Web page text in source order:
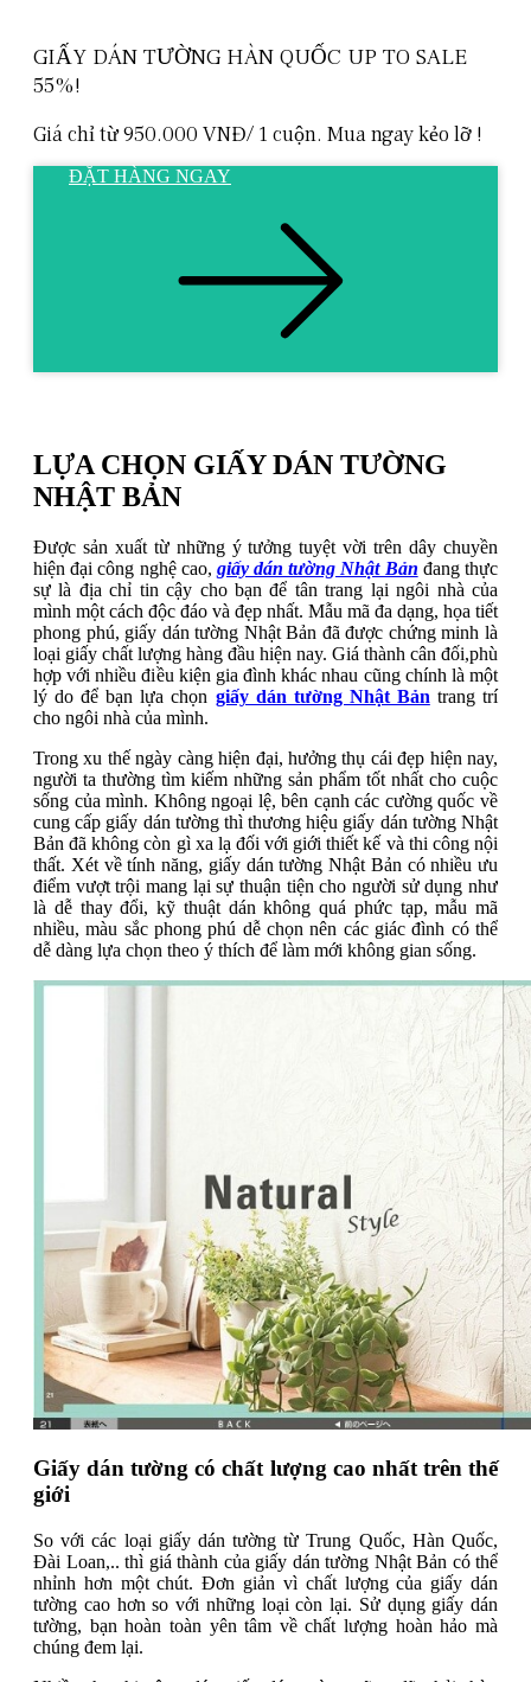
GIẤY DÁN TƯỜNG HÀN QUỐC UP TO SALE
55%!
Giá chỉ từ 950.000 VNĐ/ 1 cuộn. Mua ngay kẻo lỡ !
ĐẶT HÀNG NGAY
LỰA CHỌN GIẤY DÁN TƯỜNG
NHẬT BẢN
Được sản xuất từ những ý tưởng tuyệt vời trên dây chuyền
hiện đại công nghệ cao, giấy dán tường Nhật Bản đang thực
sự là địa chỉ tin cậy cho bạn để tân trang lại ngôi nhà của
mình một cách độc đáo và đẹp nhất. Mẫu mã đa dạng, họa tiết
phong phú, giấy dán tường Nhật Bản đã được chứng minh là
loại giấy chất lượng hàng đầu hiện nay. Giá thành cân đối,phù
hợp với nhiều điều kiện gia đình khác nhau cũng chính là một
lý do để bạn lựa chọn giấy dán tường Nhật Bản trang trí
cho ngôi nhà của mình.
Trong xu thế ngày càng hiện đại, hưởng thụ cái đẹp hiện nay,
người ta thường tìm kiếm những sản phẩm tốt nhất cho cuộc
sống của mình. Không ngoại lệ, bên cạnh các cường quốc về
cung cấp giấy dán tường thì thương hiệu giấy dán tường Nhật
Bản đã không còn gì xa lạ đối với giới thiết kế và thi công nội
thất. Xét về tính năng, giấy dán tường Nhật Bản có nhiều ưu
điểm vượt trội mang lại sự thuận tiện cho người sử dụng như
là dễ thay đổi, kỹ thuật dán không quá phức tạp, mẫu mã
nhiều, màu sắc phong phú dễ chọn nên các giác đình có thể
dễ dàng lựa chọn theo ý thích để làm mới không gian sống.
Giấy dán tường có chất lượng cao nhất trên thế
giới
So với các loại giấy dán tường từ Trung Quốc, Hàn Quốc,
Đài Loan,.. thì giá thành của giấy dán tường Nhật Bản có thể
nhỉnh hơn một chút. Đơn giản vì chất lượng của giấy dán
tường cao hơn so với những loại còn lại. Sử dụng giấy dán
tường, bạn hoàn toàn yên tâm về chất lượng hoàn hảo mà
chúng đem lại.